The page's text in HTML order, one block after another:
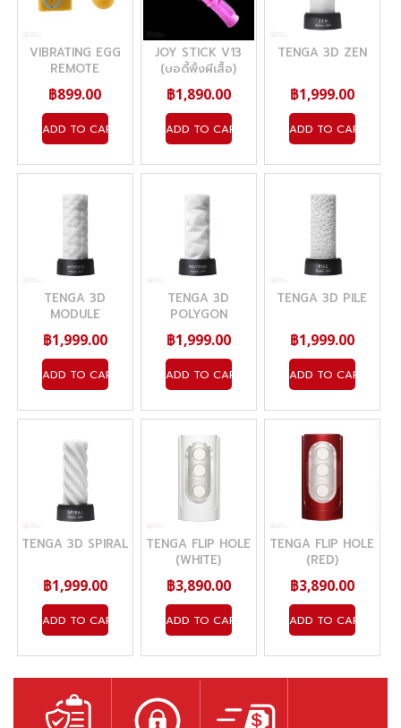
VIBRATING EGG
REMOTE
CONTROL
(YELLOW)
฿899.00
ADD TO CART
JOY STICK V13
(บอดี้พิ้งผีเสื้อ)
฿1,890.00
ADD TO CART
TENGA 3D ZEN
฿1,999.00
ADD TO CART
TENGA 3D
MODULE
฿1,999.00
ADD TO CART
TENGA 3D
POLYGON
฿1,999.00
ADD TO CART
TENGA 3D PILE
฿1,999.00
ADD TO CART
TENGA 3D SPIRAL
฿1,999.00
ADD TO CART
TENGA FLIP HOLE
(WHITE)
฿3,890.00
ADD TO CART
TENGA FLIP HOLE
(RED)
฿3,890.00
ADD TO CART